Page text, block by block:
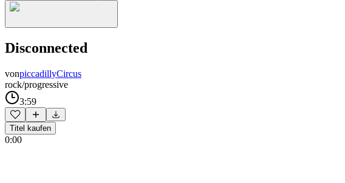
Disconnected
vonpiccadillyCircus
rock/progressive
3:59
Titel kaufen
0:00